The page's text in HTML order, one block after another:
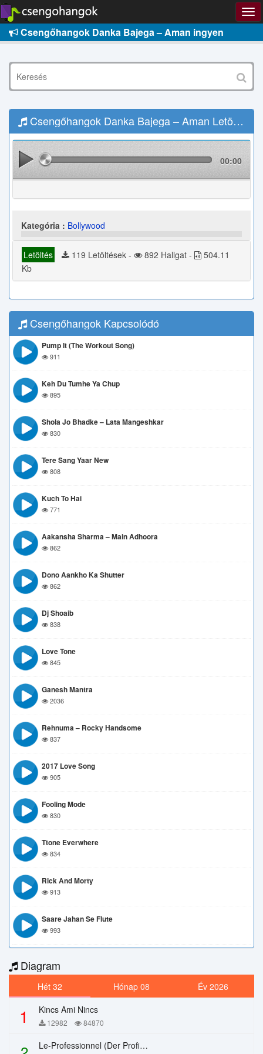
Csengőhangok Danka Bajega – Aman ingyen
Csengőhangok Danka Bajega – Aman Letöltés
00:00
Kategória : Bollywood
Letöltés 119 Letöltések - 892 Hallgat -
504.11
Kb
Csengőhangok Kapcsolódó
Pump It (The Workout Song)
911
Keh Du Tumhe Ya Chup
895
Shola Jo Bhadke – Lata Mangeshkar
830
Tere Sang Yaar New
808
Kuch To Hai
771
Aakansha Sharma – Main Adhoora
862
Dono Aankho Ka Shutter
862
Dj Shoaib
838
Love Tone
845
Ganesh Mantra
2036
Rehnuma – Rocky Handsome
837
2017 Love Song
905
Fooling Mode
830
Ttone Everwhere
834
Rick And Morty
913
Saare Jahan Se Flute
993
Diagram
Hét 32 Hónap 08 Év 2026
1 Kincs Ami Nincs
12982 84870
Le-Professionnel (Der Profi) – Chi Mai